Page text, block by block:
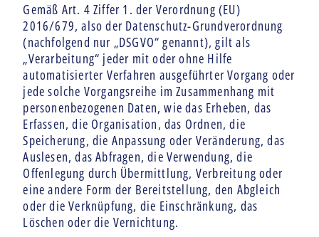
Gemäß Art. 4 Ziffer 1. der Verordnung (EU)
2016/679, also der Datenschutz-Grundverordnung
(nachfolgend nur „DSGVO“ genannt), gilt als
„Verarbeitung“ jeder mit oder ohne Hilfe
automatisierter Verfahren ausgeführter Vorgang oder
jede solche Vorgangsreihe im Zusammenhang mit
personenbezogenen Daten, wie das Erheben, das
Erfassen, die Organisation, das Ordnen, die
Speicherung, die Anpassung oder Veränderung, das
Auslesen, das Abfragen, die Verwendung, die
Offenlegung durch Übermittlung, Verbreitung oder
eine andere Form der Bereitstellung, den Abgleich
oder die Verknüpfung, die Einschränkung, das
Löschen oder die Vernichtung.